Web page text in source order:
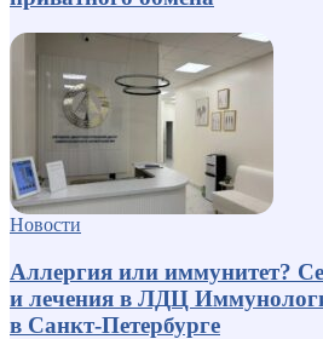
Новости
Аллергия или иммунитет?
и лечения в ЛДЦ
в Санкт-Петербурге